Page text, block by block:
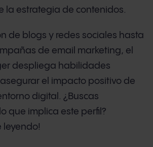
la estrategia de contenidos.
de blogs y redes sociales hasta
de email marketing, el
despliega habilidades
el impacto positivo de
digital. ¿Buscas
que implica este perfil?
leyendo!